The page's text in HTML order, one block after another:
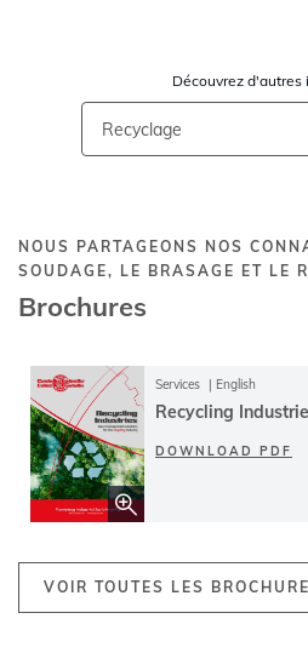
Découvrez d'autres
NOUS PARTAGEONS NOS
SOUDAGE, LE BRASAGE ET LE
Brochures
VOIR TOUTES LES
Services English
Recycling
DOWNLOAD PDF